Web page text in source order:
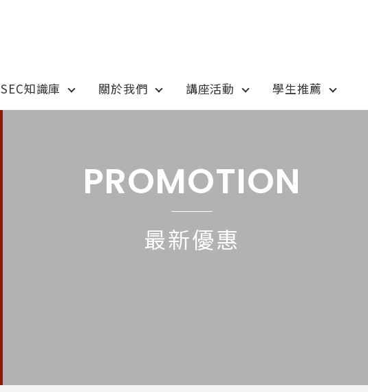
SEC知識庫 關於我們 講座活動 學生推薦
Promotion 最新優惠
Program
課程選擇
語言學校
國高中小學校
專業技職｜海外工讀
PROMOTION
最新優惠